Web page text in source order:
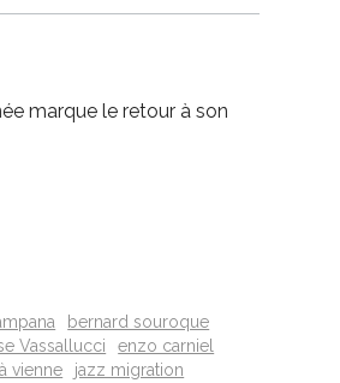
marque le retour à son
bernard souroque
Vassallucci
enzo carniel
vienne
jazz migration